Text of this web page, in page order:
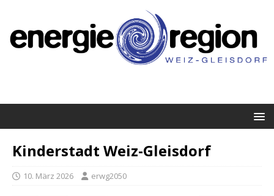
Kinderstadt Weiz-Gleisdorf
10. März 2026 erwg2050